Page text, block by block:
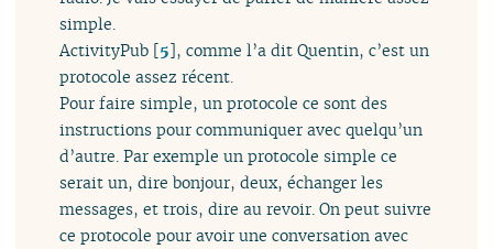
simple.
ActivityPub [5], comme l’a dit Quentin, c’est un
protocole assez récent.
Pour faire simple, un protocole ce sont des
instructions pour communiquer avec quelqu’un
d’autre. Par exemple un protocole simple ce
serait un, dire bonjour, deux, échanger les
messages, et trois, dire au revoir. On peut suivre
ce protocole pour avoir une conversation avec